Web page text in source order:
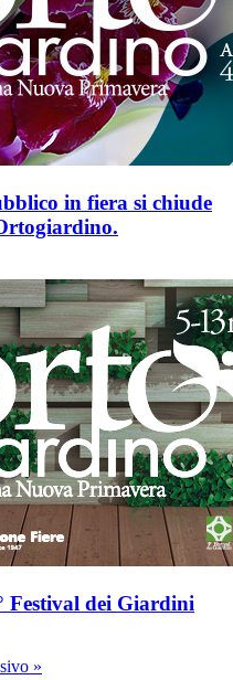
in fiera si chiude
Festival dei Giardini
»